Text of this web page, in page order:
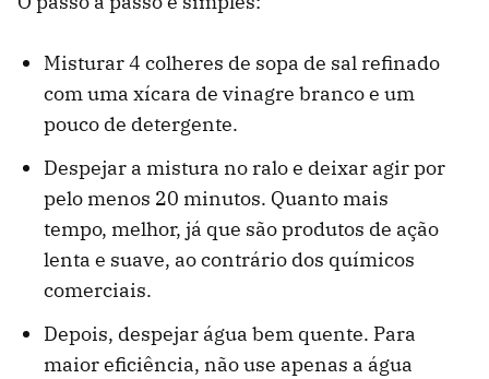
Misturar 4 colheres de sopa de sal refinado
com uma xícara de vinagre branco e um
pouco de detergente.
Despejar a mistura no ralo e deixar agir por
pelo menos 20 minutos. Quanto mais
tempo, melhor, já que são produtos de ação
lenta e suave, ao contrário dos químicos
comerciais.
Depois, despejar água bem quente. Para
maior eficiência, não use apenas a água